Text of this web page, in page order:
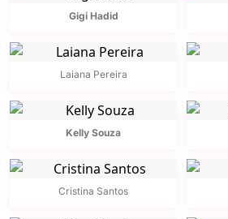
Gigi Hadid
Laiana Pereira
Kelly Souza
Cristina Santos